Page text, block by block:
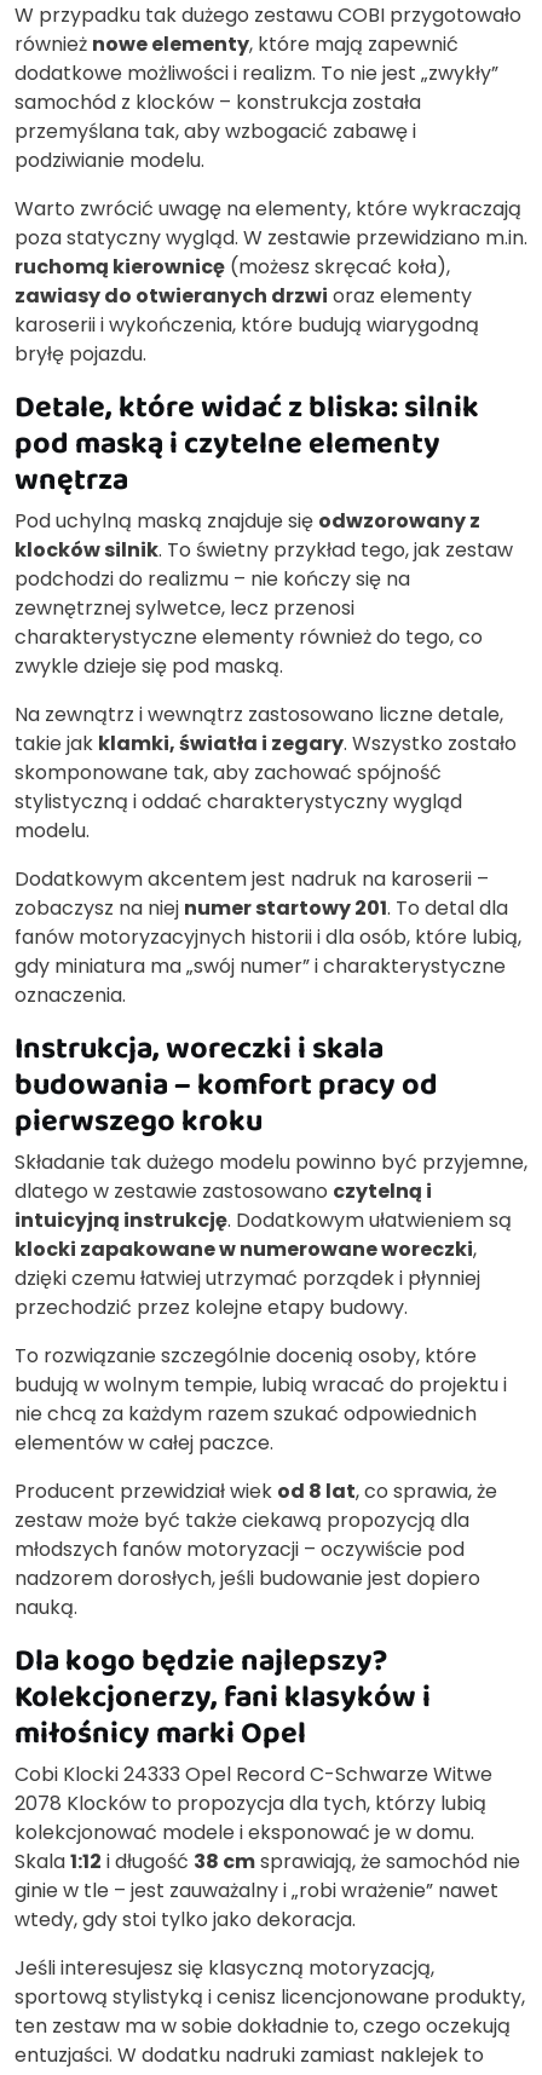
W przypadku tak dużego zestawu COBI przygotowało
również nowe elementy, które mają zapewnić
dodatkowe możliwości i realizm. To nie jest „zwykły”
samochód z klocków – konstrukcja została
przemyślana tak, aby wzbogacić zabawę i
podziwianie modelu.
Warto zwrócić uwagę na elementy, które wykraczają
poza statyczny wygląd. W zestawie przewidziano m.in.
ruchomą kierownicę (możesz skręcać koła),
zawiasy do otwieranych drzwi oraz elementy
karoserii i wykończenia, które budują wiarygodną
bryłę pojazdu.
Detale, które widać z bliska: silnik
pod maską i czytelne elementy
wnętrza
Pod uchylną maską znajduje się odwzorowany z
klocków silnik. To świetny przykład tego, jak zestaw
podchodzi do realizmu – nie kończy się na
zewnętrznej sylwetce, lecz przenosi
charakterystyczne elementy również do tego, co
zwykle dzieje się pod maską.
Na zewnątrz i wewnątrz zastosowano liczne detale,
takie jak klamki, światła i zegary. Wszystko zostało
skomponowane tak, aby zachować spójność
stylistyczną i oddać charakterystyczny wygląd
modelu.
Dodatkowym akcentem jest nadruk na karoserii –
zobaczysz na niej numer startowy 201. To detal dla
fanów motoryzacyjnych historii i dla osób, które lubią,
gdy miniatura ma „swój numer” i charakterystyczne
oznaczenia.
Instrukcja, woreczki i skala
budowania – komfort pracy od
pierwszego kroku
Składanie tak dużego modelu powinno być przyjemne,
dlatego w zestawie zastosowano czytelną i
intuicyjną instrukcję. Dodatkowym ułatwieniem są
klocki zapakowane w numerowane woreczki,
dzięki czemu łatwiej utrzymać porządek i płynniej
przechodzić przez kolejne etapy budowy.
To rozwiązanie szczególnie docenią osoby, które
budują w wolnym tempie, lubią wracać do projektu i
nie chcą za każdym razem szukać odpowiednich
elementów w całej paczce.
Producent przewidział wiek od 8 lat, co sprawia, że
zestaw może być także ciekawą propozycją dla
młodszych fanów motoryzacji – oczywiście pod
nadzorem dorosłych, jeśli budowanie jest dopiero
nauką.
Dla kogo będzie najlepszy?
Kolekcjonerzy, fani klasyków i
miłośnicy marki Opel
Cobi Klocki 24333 Opel Record C-Schwarze Witwe
2078 Klocków to propozycja dla tych, którzy lubią
kolekcjonować modele i eksponować je w domu.
Skala1:12 i długość 38 cmsprawiają, że samochód nie
ginie w tle – jest zauważalny i „robi wrażenie” nawet
wtedy, gdy stoi tylko jako dekoracja.
Jeśli interesujesz się klasyczną motoryzacją,
sportową stylistyką i cenisz licencjonowane produkty,
ten zestaw ma w sobie dokładnie to, czego oczekują
entuzjaści. W dodatku nadruki zamiast naklejek to